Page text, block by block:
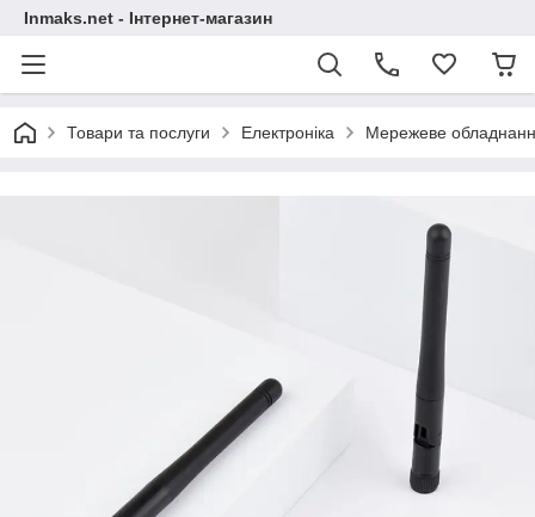
Inmaks.net - Інтернет-магазин
Товари та послуги Електроніка Мережеве